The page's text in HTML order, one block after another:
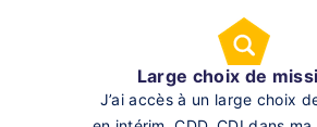
Large choix de
J’ai accès à un large choix